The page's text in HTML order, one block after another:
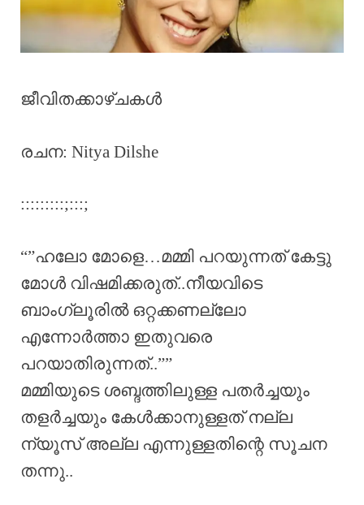
ജീവിതക്കാഴ്ചകൾ
രചന: Nitya Dilshe
:::::::::;:::;
“”ഹലോ മോളെ…മമ്മി പറയുന്നത് കേട്ടു
മോൾ വിഷമിക്കരുത്..നീയവിടെ
ബാംഗ്ലൂരിൽ ഒറ്റക്കണല്ലോ
എന്നോർത്താ ഇതുവരെ
പറയാതിരുന്നത്..””
മമ്മിയുടെ ശബ്ദത്തിലുള്ള പതർച്ചയും
തളർച്ചയും കേൾക്കാനുള്ളത് നല്ല
ന്യൂസ് അല്ല എന്നുള്ളതിന്റെ സൂചന
തന്നു..